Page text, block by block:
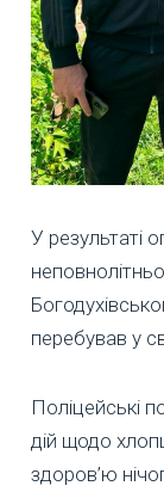
У результаті
перебував у
Поліцейські
дій щодо
здоров’ю